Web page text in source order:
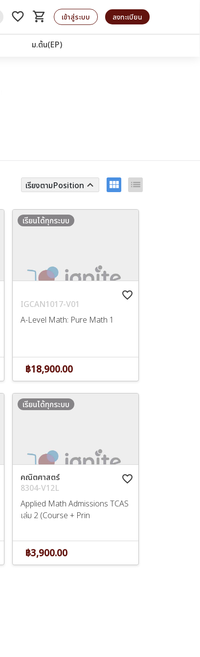
favorite_border shopping_cart
รถเข็น เข้าสู่ระบบ ลงทะเบียน
ม.ต้น(EP)
เรียงตามPosition keyboard_arrow_up view_module list
favorite_border
IGCAN1017-V01
A-Level Math: Pure Math 1
เรียนได้ทุกระบบ
฿18,900.00
favorite_border
คณิตศาสตร์
8304-V12L
Applied Math Admissions TCAS
เล่ม 2 (Course + Prin
เรียนได้ทุกระบบ
฿3,900.00